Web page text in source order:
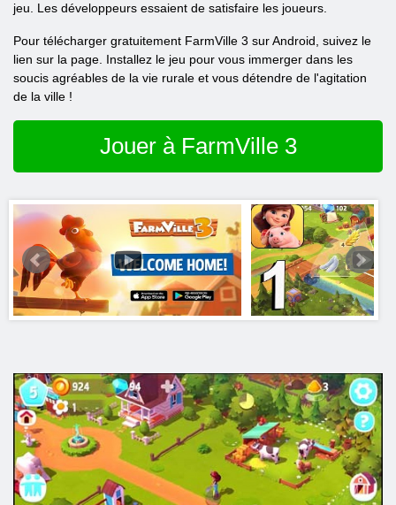
jeu. Les développeurs essaient de satisfaire les joueurs.
Pour télécharger gratuitement FarmVille 3 sur Android, suivez le
lien sur la page. Installez le jeu pour vous immerger dans les
soucis agréables de la vie rurale et vous détendre de l'agitation
de la ville !
Jouer à FarmVille 3